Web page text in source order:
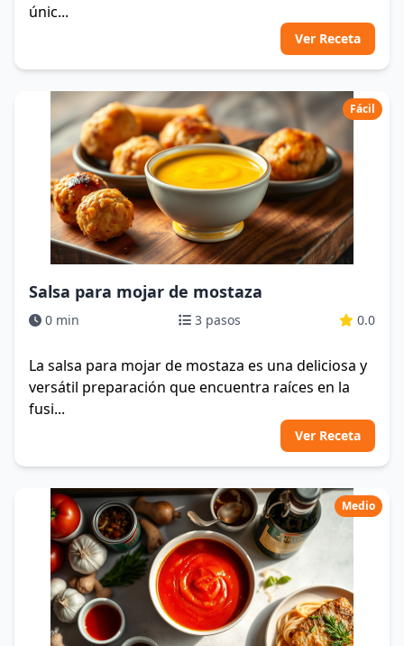
únic...
Ver Receta
Fácil
Salsa para mojar de mostaza
0 min 3 pasos 0.0
La salsa para mojar de mostaza es una deliciosa y
versátil preparación que encuentra raíces en la
fusi...
Ver Receta
Medio